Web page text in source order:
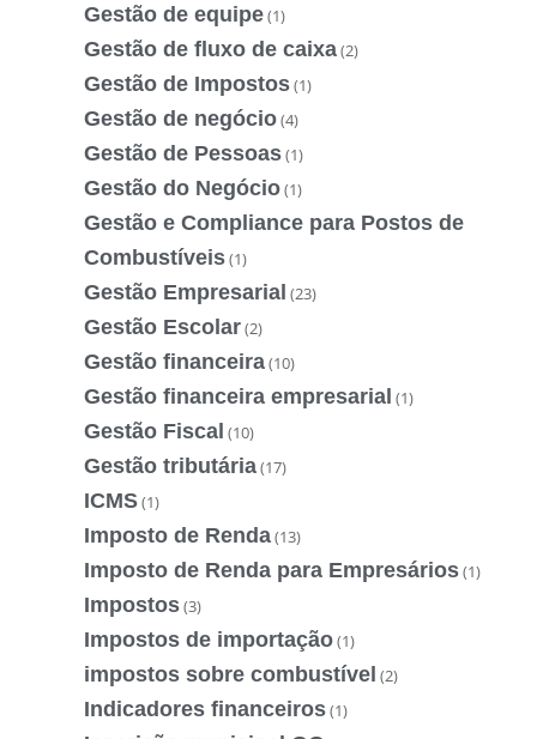
Gestão de equipe(1)
Gestão de fluxo de caixa(2)
Gestão de Impostos(1)
Gestão de negócio(4)
Gestão de Pessoas(1)
Gestão do Negócio(1)
Gestão e Compliance para Postos de
Combustíveis(1)
Gestão Empresarial (23)
Gestão Escolar(2)
Gestão financeira(10)
Gestão financeira empresarial (1)
Gestão Fiscal (10)
Gestão tributária(17)
ICMS(1)
Imposto de Renda(13)
Imposto de Renda para Empresários(1)
Impostos(3)
Impostos de importação(1)
impostos sobre combustível (2)
Indicadores financeiros(1)